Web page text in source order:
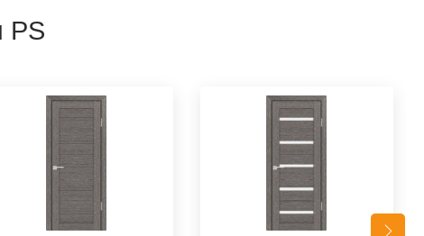
PS